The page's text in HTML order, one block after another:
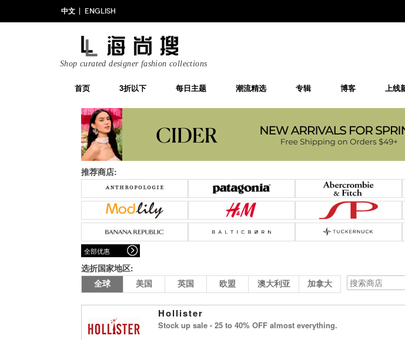
中文 ENGLISH
Shop curated designer fashion collections
首页 3折以下 每日主题 潮流精选 专辑 博客 上线
推荐商店:
全部优惠
选折国家地区:
全球 美国 英国 欧盟 澳大利亚 加拿大
Hollister
Stock up sale - 25 to 40% OFF almost everything.